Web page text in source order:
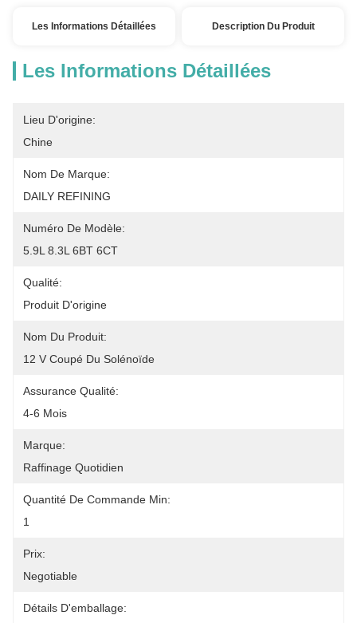
Les Informations Détaillées Description Du Produit
Les Informations Détaillées
Lieu D'origine:
Chine
Nom De Marque:
DAILY REFINING
Numéro De Modèle:
5.9L 8.3L 6BT 6CT
Qualité:
Produit D'origine
Nom Du Produit:
12 V Coupé Du Solénoïde
Assurance Qualité:
4-6 Mois
Marque:
Raffinage Quotidien
Quantité De Commande Min:
1
Prix:
Negotiable
Détails D'emballage: